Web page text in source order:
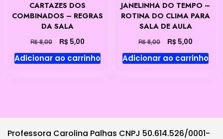
CARTAZES DOS
COMBINADOS – REGRAS
DA SALA
R$8,00
preço
original
R$5,00O
preço
atual
Adicionar ao carrinho
JANELINHA DO TEMPO –
ROTINA DO CLIMA PARA
SALA DE AULA
R$8,00
preço
original
R$ 5,00
preço
atual
Adicionar ao carrinho
Professora Carolina Palhas CNPJ 50.614.526/0001-